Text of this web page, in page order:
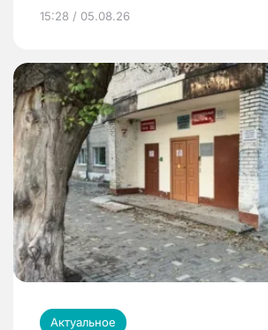
15:28 / 05.08.26
Актуальное